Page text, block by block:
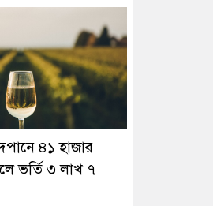
৪১ হাজার
ভর্তি ৩ লাখ ৭